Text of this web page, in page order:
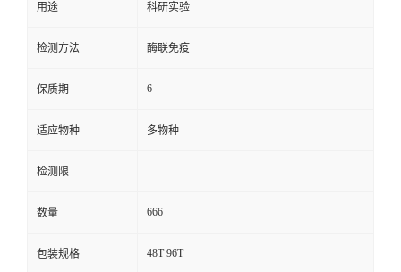
用途 科研实验
检测方法 酶联免疫
保质期 6
适应物种 多物种
检测限
数量 666
包装规格 48T 96T